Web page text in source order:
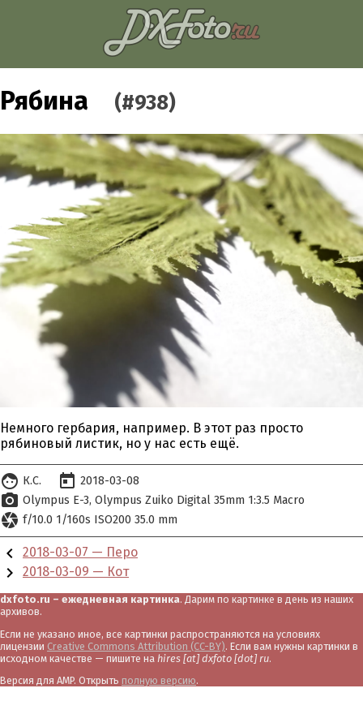
Рябина (#938)
Немного гербария, например. В этот раз просто
рябиновый листик, но у нас есть ещё.
face К.С. today 2018-03-08
photo_camera Olympus E-3 Olympus Zuiko Digital 35mm 1:3.5 Macro
camera f/10.0 1/160s ISO200 35.0 mm
chevron_left 2018-03-07 — Перо
chevron_right 2018-03-09 — Кот
dxfoto.ru – ежедневная картинка. Дарим по картинке в день из наших
архивов.
Если не указано иное, все картинки распространяются на условиях
лицензии Creative Commons Attribution (CC-BY). Если вам нужны картинки в
исходном качестве — пишите на hires [at] dxfoto [dot] ru.
Версия для AMP. Открыть полную версию.